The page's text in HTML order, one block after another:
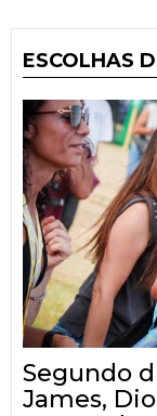
ESCOLHAS
Segundo
James,